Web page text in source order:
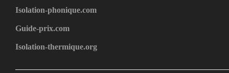
Isolation-phonique.com
Guide-prix.com
Isolation-thermique.org